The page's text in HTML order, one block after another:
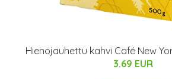
Hienojauhettu kahvi Café New
3.69 EUR